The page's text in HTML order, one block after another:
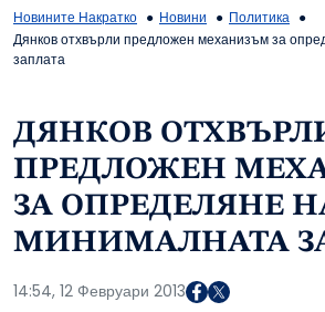
Новините Накратко Новини
Политика
Дянков отхвърли предложен механизъм за
заплата
ДЯНКОВ
ПРЕДЛОЖЕН
ЗА ОПРЕДЕЛЯНЕ
МИНИМАЛНАТА
14:54, 12 Февруари 2013